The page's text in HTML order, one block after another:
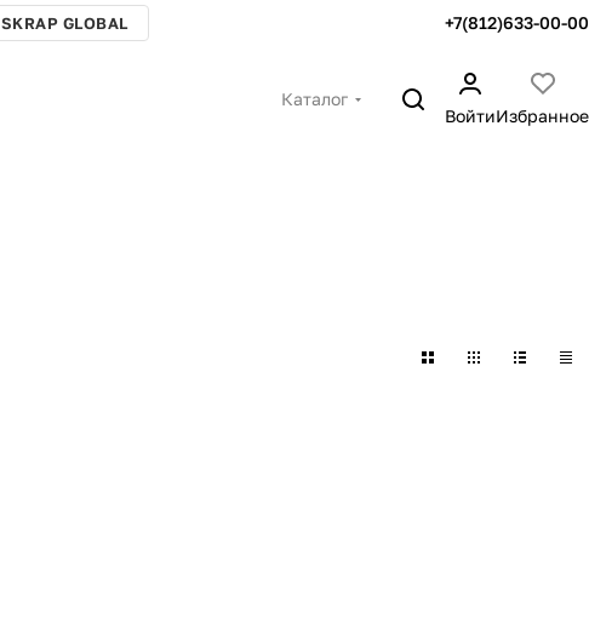
SKRAP GLOBAL +7(812)633-00-00
Каталог
ВойтиИзбранное